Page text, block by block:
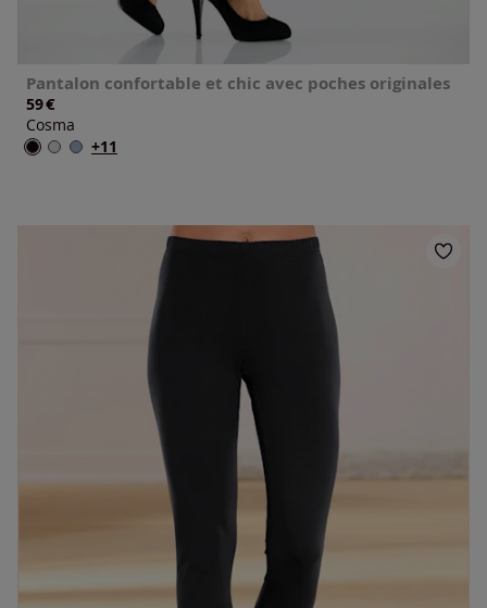
Pantalon confortable et chic avec poches originales
59€
Cosma
+11